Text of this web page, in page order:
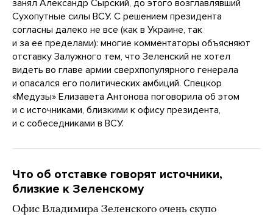
занял Александр Сырский, до этого возглавлявший
Сухопутные силы ВСУ. С решением президента
согласны далеко не все (как в Украине, так
и за ее пределами): многие комментаторы объясняют
отставку Залужного тем, что Зеленский не хотел
видеть во главе армии сверхпопулярного генерала
и опасался его политических амбиций. Спецкор
«Медузы» Елизавета Антонова поговорила об этом
и с источниками, близкими к офису президента,
и с собеседниками в ВСУ.
Что об отставке говорят источники,
близкие к Зеленскому
Офис Владимира Зеленского очень скупо